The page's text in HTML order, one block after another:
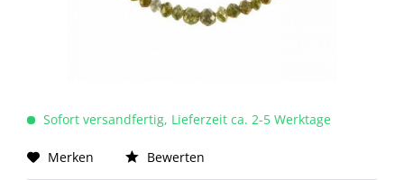
Sofort versandfertig, Lieferzeit ca. 2-5 Werktage
Merken Bewerten